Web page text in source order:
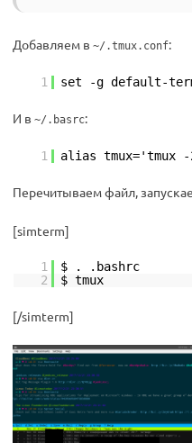
Добавляем в ~/.tmux.conf:
1 set -g default-
И в ~/.basrc:
1 alias tmux='tmux
Перечитываем файл,
[simterm]
1
$ . .bashrc
2
$ tmux
[/simterm]